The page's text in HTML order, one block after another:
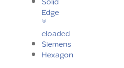
Edge
®
eloaded
Siemens
Hexagon